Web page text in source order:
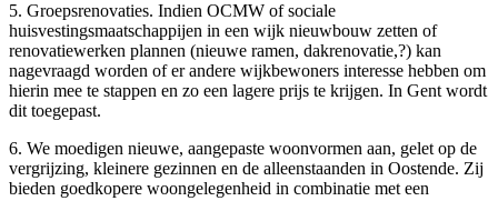
5. Groepsrenovaties. Indien OCMW of sociale
huisvestingsmaatschappijen in een wijk nieuwbouw zetten of
renovatiewerken plannen (nieuwe ramen, dakrenovatie,?) kan
nagevraagd worden of er andere wijkbewoners interesse hebben om
hierin mee te stappen en zo een lagere prijs te krijgen. In Gent wordt
dit toegepast.
6. We moedigen nieuwe, aangepaste woonvormen aan, gelet op de
vergrijzing, kleinere gezinnen en de alleenstaanden in Oostende. Zij
bieden goedkopere woongelegenheid in combinatie met een